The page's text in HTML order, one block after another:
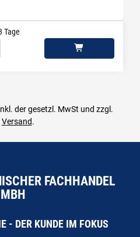
Tage
der gesetzl. MwSt und zzgl.
Versand.
FACHHANDEL
- DER KUNDE IM FOKUS